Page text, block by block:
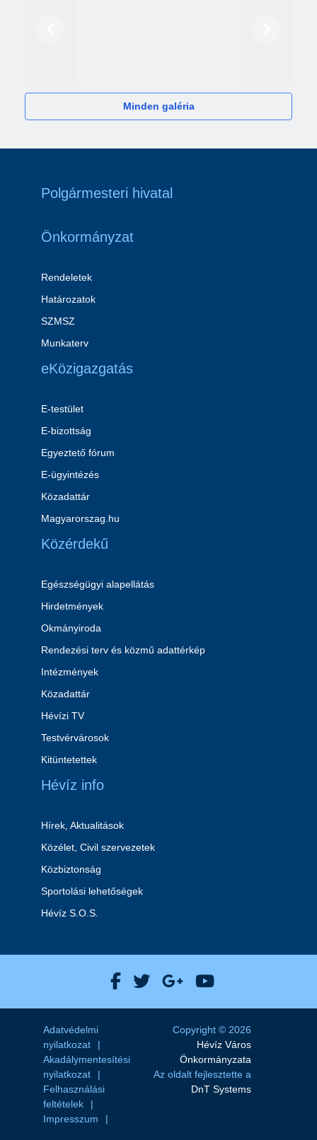
Minden galéria
Polgármesteri hivatal
Önkormányzat
Rendeletek
Határozatok
SZMSZ
Munkaterv
eKözigazgatás
E-testület
E-bizottság
Egyeztető fórum
E-ügyintézés
Közadattár
Magyarorszag.hu
Közérdekű
Egészségügyi alapellátás
Hirdetmények
Okmányiroda
Rendezési terv és közmű adattérkép
Intézmények
Közadattár
Hévízi TV
Testvérvárosok
Kitüntetettek
Hévíz info
Hírek, Aktualitások
Közélet, Civil szervezetek
Közbiztonság
Sportolási lehetőségek
Hévíz S.O.S.
Hévíz Város Facebook
Hévíz Város X
Hévíz Város
Hévíz Város
Adatvédelmi
nyilatkozat
Akadálymentesítési
nyilatkozat
Felhasználási
feltételek
Impresszum
Copyright © 2026
Hévíz Város
Önkormányzata
Az oldalt fejlesztette a
DnT Systems